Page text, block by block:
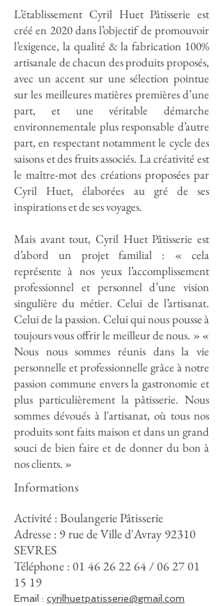
L’établissement Cyril Huet Pâtisserie est
créé en 2020 dans l’objectif de promouvoir
l’exigence, la qualité & la fabrication 100%
artisanale de chacun des produits proposés,
avec un accent sur une sélection pointue
sur les meilleures matières premières d’une
part, et une véritable démarche
environnementale plus responsable d’autre
part, en respectant notamment le cycle des
saisons et des fruits associés. La créativité est
le maître-mot des créations proposées par
Cyril Huet, élaborées au gré de ses
inspirations et de ses voyages.
Mais avant tout, Cyril Huet Pâtisserie est
d’abord un projet familial : « cela
représente à nos yeux l’accomplissement
professionnel et personnel d’une vision
singulière du métier. Celui de l’artisanat.
Celui de la passion. Celui qui nous pousse à
toujours vous offrir le meilleur de nous. » «
Nous nous sommes réunis dans la vie
personnelle et professionnelle grâce à notre
passion commune envers la gastronomie et
plus particulièrement la pâtisserie. Nous
sommes dévoués à l'artisanat, où tous nos
produits sont faits maison et dans un grand
souci de bien faire et de donner du bon à
nos clients. »
Informations
Activité : Boulangerie Pâtisserie
Adresse : 9 rue de Ville d'Avray 92310
SEVRES
Téléphone :01 46 26 22 64 /06 27 01
15 19
Email : cyrilhuetpatisserie@gmail.com